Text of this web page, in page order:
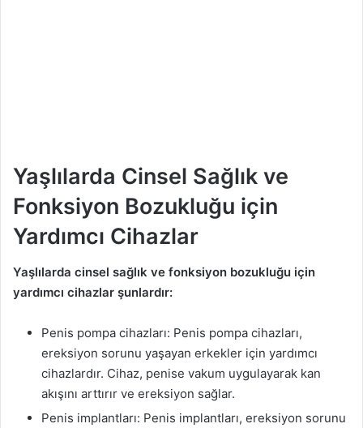
Yaşlılarda Cinsel Sağlık ve
Fonksiyon Bozukluğu için
Yardımcı Cihazlar
Yaşlılarda cinsel sağlık ve fonksiyon bozukluğu için
yardımcı cihazlar şunlardır:
Penis pompa cihazları: Penis pompa cihazları,
ereksiyon sorunu yaşayan erkekler için yardımcı
cihazlardır. Cihaz, penise vakum uygulayarak kan
akışını arttırır ve ereksiyon sağlar.
Penis implantları: Penis implantları, ereksiyon sorunu